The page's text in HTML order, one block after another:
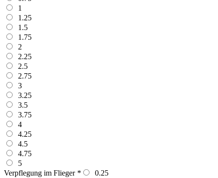
1
1.25
1.5
1.75
2
2.25
2.5
2.75
3
3.25
3.5
3.75
4
4.25
4.5
4.75
5
Verpflegung im Flieger *
0.25